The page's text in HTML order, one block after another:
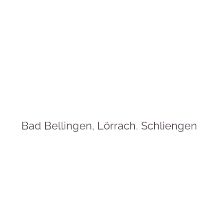
Bad Bellingen, Lörrach, Schliengen